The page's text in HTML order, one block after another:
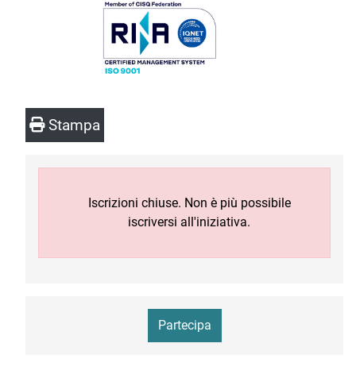
Stampa
Iscrizioni chiuse. Non è più possibile
iscriversi all'iniziativa.
Partecipa